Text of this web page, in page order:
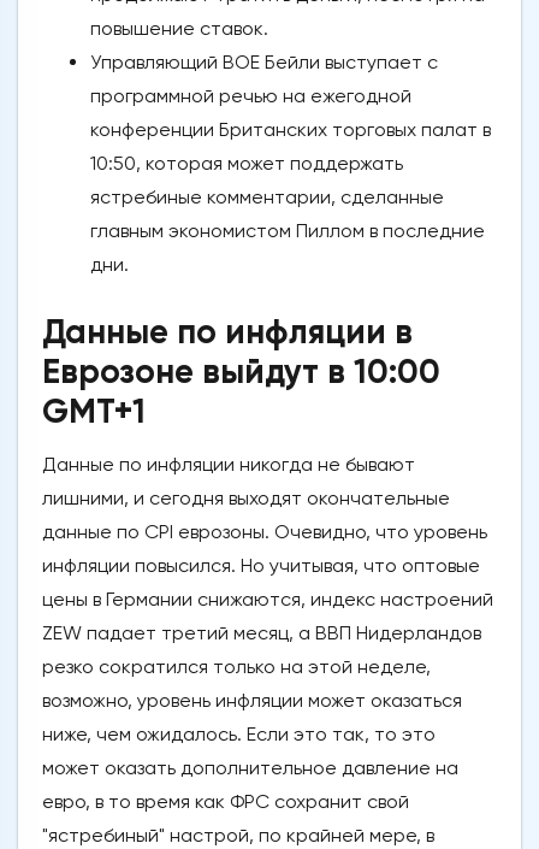
повышение ставок.
Управляющий BOE Бейли выступает с
программной речью на ежегодной
конференции Британских торговых палат в
10:50, которая может поддержать
ястребиные комментарии, сделанные
главным экономистом Пиллом в последние
дни.
Данные по инфляции в
Еврозоне выйдут в 10:00
GMT+1
Данные по инфляции никогда не бывают
лишними, и сегодня выходят окончательные
данные по CPI еврозоны. Очевидно, что уровень
инфляции повысился. Но учитывая, что оптовые
цены в Германии снижаются, индекс настроений
ZEW падает третий месяц, а ВВП Нидерландов
резко сократился только на этой неделе,
возможно, уровень инфляции может оказаться
ниже, чем ожидалось. Если это так, то это
может оказать дополнительное давление на
евро, в то время как ФРС сохранит свой
"ястребиный" настрой, по крайней мере, в